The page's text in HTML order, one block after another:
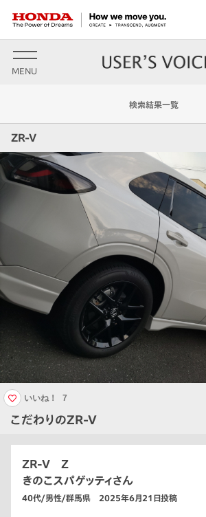
MENU
検索結果一覧
ZR-V
こだわりのZR-V
いいね！ 7
ZR-V Z
きのこスパゲッティさん
40代/男性/群馬県 2025年6月21日投稿